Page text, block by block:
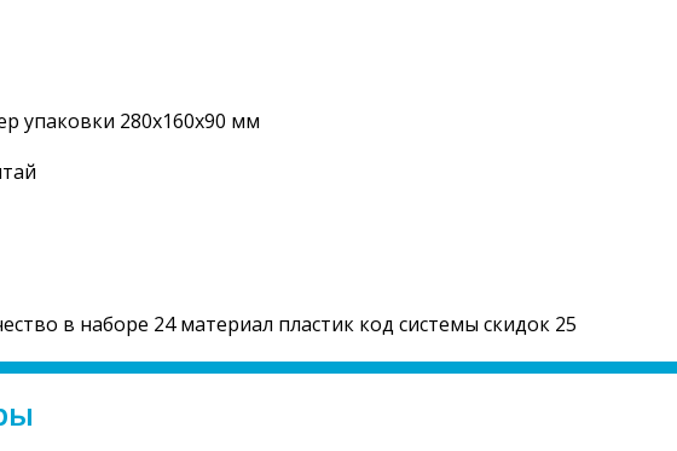
упаковки 280x160x90 мм
в наборе 24 материал пластик код системы скидок 25